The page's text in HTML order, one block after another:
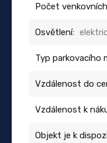
Počet
Osvětlení:
Typ parkovacího
Vzdálenost do
Vzdálenost k
Objekt je k